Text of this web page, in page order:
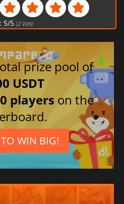
5/5 (2Voti)
prize pool of
USDT
players on the
WIN BIG!